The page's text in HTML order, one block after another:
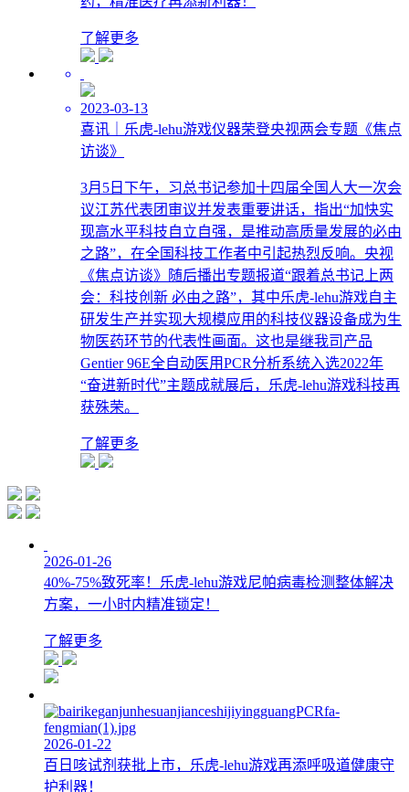
了解更多
2023-03-13
喜讯｜乐虎-lehu游戏仪器荣登央视两会专题《焦点
访谈》
3月5日下午，习总书记参加十四届全国人大一次会
议江苏代表团审议并发表重要讲话，指出“加快实
现高水平科技自立自强，是推动高质量发展的必由
之路”，在全国科技工作者中引起热烈反响。央视
《焦点访谈》随后播出专题报道“跟着总书记上两
会：科技创新 必由之路”，其中乐虎-lehu游戏自主
研发生产并实现大规模应用的科技仪器设备成为生
物医药环节的代表性画面。这也是继我司产品
Gentier 96E全自动医用PCR分析系统入选2022年
“奋进新时代”主题成就展后，乐虎-lehu游戏科技再
获殊荣。
了解更多
2026-01-26
40%-75%致死率！乐虎-lehu游戏尼帕病毒检测整体解决
方案，一小时内精准锁定！
了解更多
2026-01-22
百日咳试剂获批上市，乐虎-lehu游戏再添呼吸道健康守
护利器！